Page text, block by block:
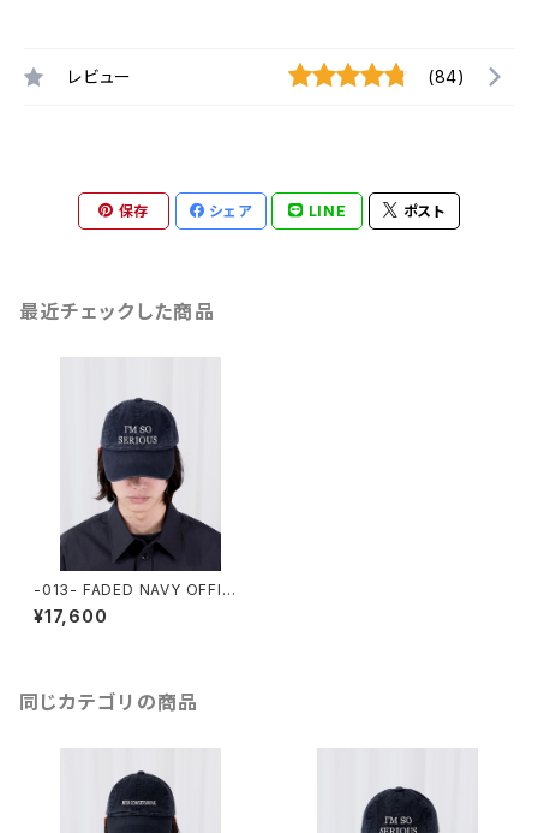
レビュー (84)
保存 シェア LINE ポスト
最近チェックした商品
-013- FADED NAVY OFFICE
CAP (I'M SO SERIOUS)
¥17,600
同じカテゴリの商品